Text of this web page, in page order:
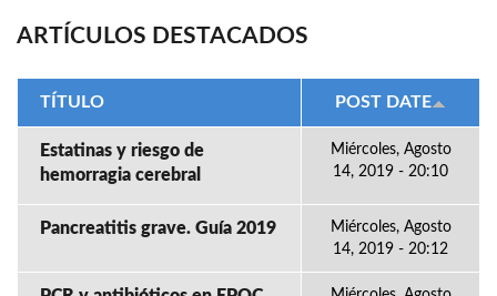
ARTÍCULOS DESTACADOS
TÍTULO POST DATE
Estatinas y riesgo de
hemorragia cerebral
Miércoles, Agosto
14, 2019 - 20:10
Pancreatitis grave. Guía 2019
Miércoles, Agosto
14, 2019 - 20:12